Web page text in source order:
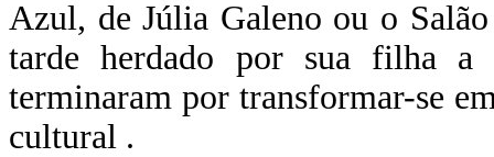
Azul, de Júlia Galeno ou o
tarde herdado por sua filha a
terminaram por transformar-se
cultural .